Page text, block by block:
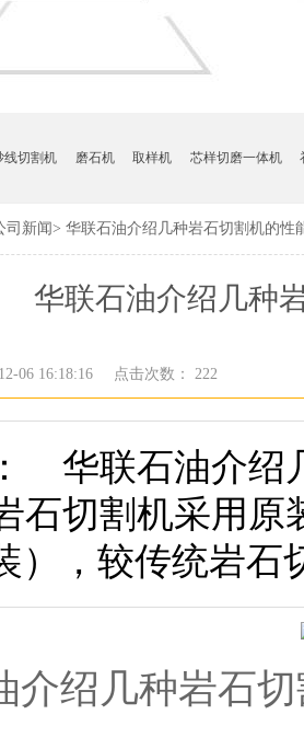
线切割机 磨石机 取样机 芯样切磨一体机
司新闻> 华联石油介绍几种岩石切割机的性
华联石油介绍几种
06 16:18:16 点击次数： 222
华联石油介绍
切割机采用原
），较传统岩石
介绍几种岩石